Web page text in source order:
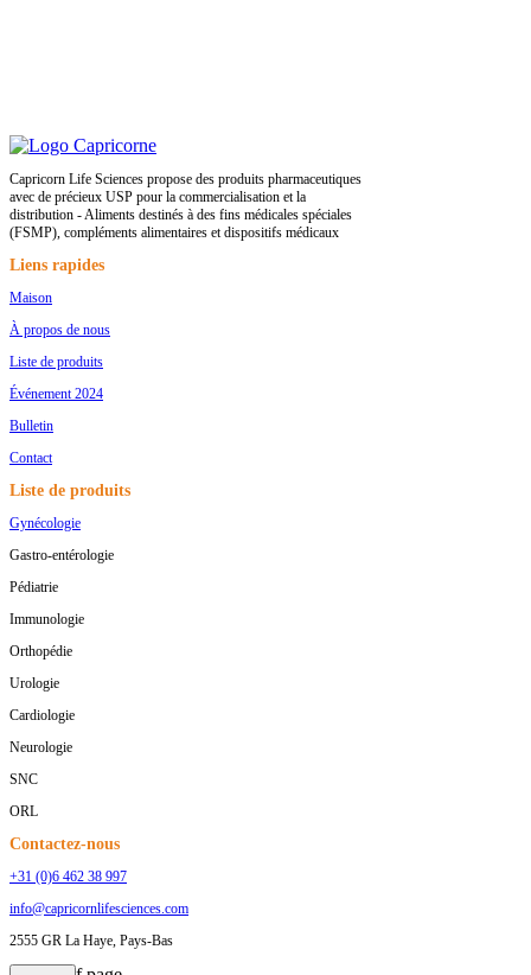
Capricorn Life Sciences propose des produits pharmaceutiques
avec de précieux USP pour la commercialisation et la
distribution - Aliments destinés à des fins médicales spéciales
(FSMP), compléments alimentaires et dispositifs médicaux
Liens rapides
Maison
À propos de nous
Liste de produits
Événement 2024
Bulletin
Contact
Liste de produits
Gynécologie
Gastro-entérologie
Pédiatrie
Immunologie
Orthopédie
Urologie
Cardiologie
Neurologie
SNC
ORL
Contactez-nous
+31 (0)6 462 38 997
info@capricornlifesciences.com
2555 GR La Haye, Pays-Bas